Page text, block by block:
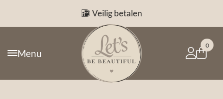
Veilig betalen
Menu
0